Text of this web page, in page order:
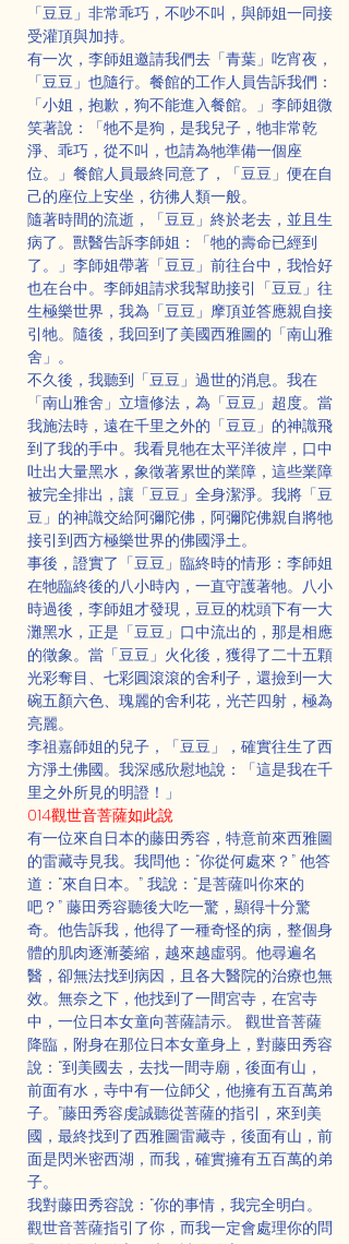
「豆豆」非常乖巧，不吵不叫，與師姐一同接
受灌頂與加持。
有一次，李師姐邀請我們去「青葉」吃宵夜，
「豆豆」也隨行。餐館的工作人員告訴我們：
「小姐，抱歉，狗不能進入餐館。」李師姐微
笑著說：「牠不是狗，是我兒子，牠非常乾
淨、乖巧，從不叫，也請為牠準備一個座
位。」餐館人員最終同意了，「豆豆」便在自
己的座位上安坐，彷彿人類一般。
隨著時間的流逝，「豆豆」終於老去，並且生
病了。獸醫告訴李師姐：「牠的壽命已經到
了。」李師姐帶著「豆豆」前往台中，我恰好
也在台中。李師姐請求我幫助接引「豆豆」往
生極樂世界，我為「豆豆」摩頂並答應親自接
引牠。隨後，我回到了美國西雅圖的「南山雅
舍」。
不久後，我聽到「豆豆」過世的消息。我在
「南山雅舍」立壇修法，為「豆豆」超度。當
我施法時，遠在千里之外的「豆豆」的神識飛
到了我的手中。我看見牠在太平洋彼岸，口中
吐出大量黑水，象徵著累世的業障，這些業障
被完全排出，讓「豆豆」全身潔淨。我將「豆
豆」的神識交給阿彌陀佛，阿彌陀佛親自將牠
接引到西方極樂世界的佛國淨土。
事後，證實了「豆豆」臨終時的情形：李師姐
在牠臨終後的八小時內，一直守護著牠。八小
時過後，李師姐才發現，豆豆的枕頭下有一大
灘黑水，正是「豆豆」口中流出的，那是相應
的徵象。當「豆豆」火化後，獲得了二十五顆
光彩奪目、七彩圓滾滾的舍利子，還撿到一大
碗五顏六色、瑰麗的舍利花，光芒四射，極為
亮麗。
李祖嘉師姐的兒子，「豆豆」，確實往生了西
方淨土佛國。我深感欣慰地說：「這是我在千
里之外所見的明證！」
014觀世音菩薩如此說
有一位來自日本的藤田秀容，特意前來西雅圖
的雷藏寺見我。我問他：“你從何處來？” 他答
道：“來自日本。” 我說：“是菩薩叫你來的
吧？” 藤田秀容聽後大吃一驚，顯得十分驚
奇。他告訴我，他得了一種奇怪的病，整個身
體的肌肉逐漸萎縮，越來越虛弱。他尋遍名
醫，卻無法找到病因，且各大醫院的治療也無
效。無奈之下，他找到了一間宮寺，在宮寺
中，一位日本女童向菩薩請示。 觀世音菩薩
降臨，附身在那位日本女童身上，對藤田秀容
說：“到美國去，去找一間寺廟，後面有山，
前面有水，寺中有一位師父，他擁有五百萬弟
子。”藤田秀容虔誠聽從菩薩的指引，來到美
國，最終找到了西雅圖雷藏寺，後面有山，前
面是閃米密西湖，而我，確實擁有五百萬的弟
子。
我對藤田秀容說：“你的事情，我完全明白。
觀世音菩薩指引了你，而我一定會處理你的問